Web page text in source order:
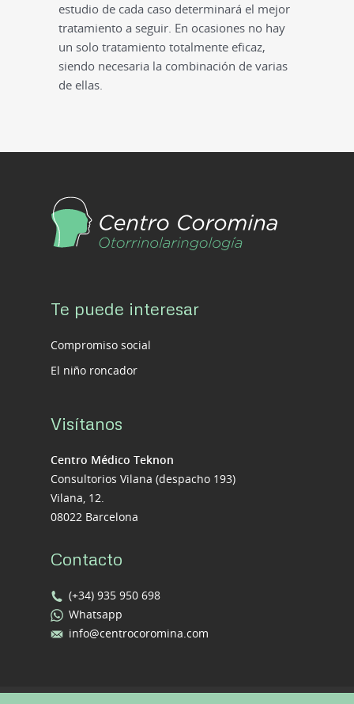
estudio de cada caso determinará el mejor
tratamiento a seguir. En ocasiones no hay
un solo tratamiento totalmente eficaz,
siendo necesaria la combinación de varias
de ellas.
Te puede interesar
Compromiso social
El niño roncador
Visítanos
Centro Médico Teknon
Consultorios Vilana (despacho 193)
Vilana, 12.
08022 Barcelona
Contacto
(+34) 935 950 698
Whatsapp
info@centrocoromina.com